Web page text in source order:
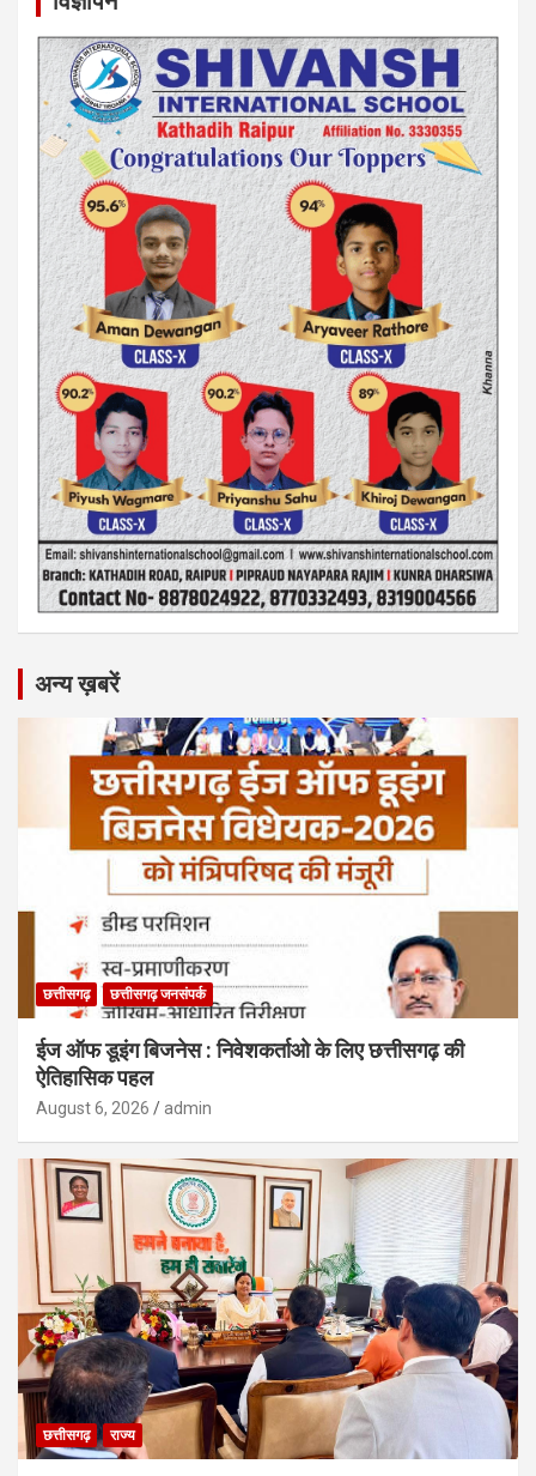
अन्य ख़बरें
छत्तीसगढ़ छत्तीसगढ़ जनसंपर्क
ईज ऑफ डूइंग बिजनेस : निवेशकर्ताओ के लिए छत्तीसगढ़ की
ऐतिहासिक पहल
August 6, 2026 admin
छत्तीसगढ़ राज्य